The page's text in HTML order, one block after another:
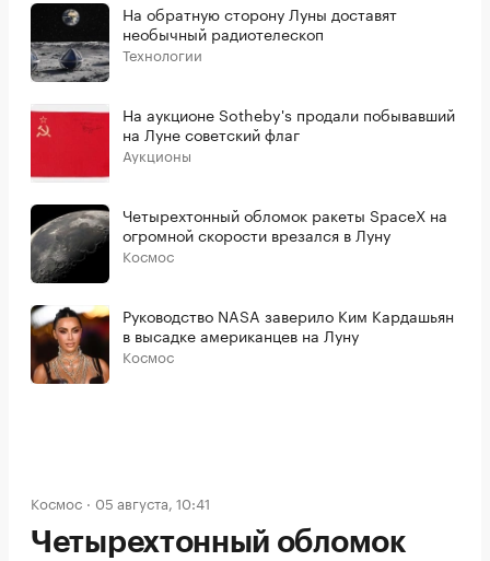
На обратную сторону Луны доставят
необычный радиотелескоп
Технологии
На аукционе Sotheby's продали побывавший
на Луне советский флаг
Аукционы
Четырехтонный обломок ракеты SpaceX на
огромной скорости врезался в Луну
Космос
Руководство NASA заверило Ким Кардашьян
в высадке американцев на Луну
Космос
Космос 05 августа, 10:41
Четырехтонный обломок